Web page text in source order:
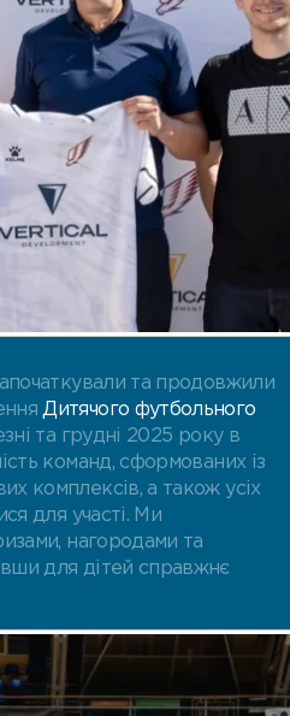
та продовжили
Дитячого футбольного
та грудні 2025 року в
команд, сформованих із
комплексів, а також усіх
для участі. Ми
нагородами та
для дітей справжнє